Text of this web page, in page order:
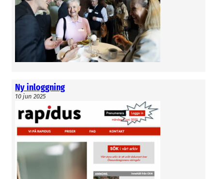
Sara Nkwe Assarsson
Ny inloggning
10 jun 2025